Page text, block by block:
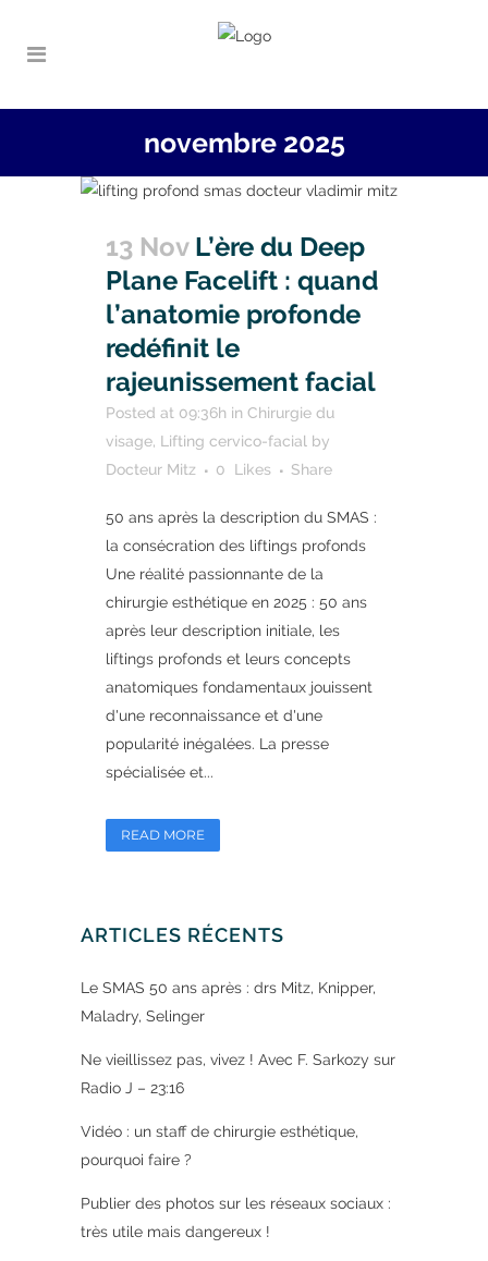
novembre 2025
13 Nov L’ère du Deep
Plane Facelift : quand
l’anatomie profonde
redéfinit le
rajeunissement facial
Posted at 09:36h in Chirurgie du
visage, Lifting cervico-facial by
Docteur Mitz
0 Likes Share
50 ans après la description du SMAS :
la consécration des liftings profonds
Une réalité passionnante de la
chirurgie esthétique en 2025 : 50 ans
après leur description initiale, les
liftings profonds et leurs concepts
anatomiques fondamentaux jouissent
d'une reconnaissance et d'une
popularité inégalées. La presse
spécialisée et...
READ MORE
ARTICLES RÉCENTS
Le SMAS 50 ans après : drs Mitz, Knipper,
Maladry, Selinger
Ne vieillissez pas, vivez ! Avec F. Sarkozy sur
Radio J – 23:16
Vidéo : un staff de chirurgie esthétique,
pourquoi faire ?
Publier des photos sur les réseaux sociaux :
très utile mais dangereux !